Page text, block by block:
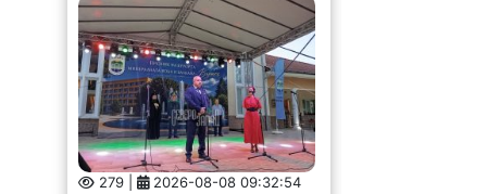
279 | 2026-08-08 09:32:54